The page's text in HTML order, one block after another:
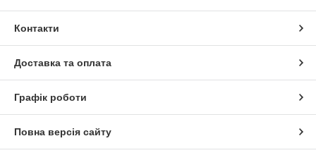
Контакти
Доставка та оплата
Графік роботи
Повна версія сайту